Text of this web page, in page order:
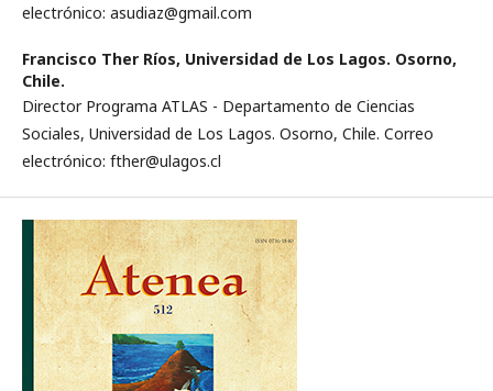
electrónico: asudiaz@gmail.com
Francisco Ther Ríos, Universidad de Los Lagos. Osorno,
Chile.
Director Programa ATLAS - Departamento de Ciencias
Sociales, Universidad de Los Lagos. Osorno, Chile. Correo
electrónico: fther@ulagos.cl